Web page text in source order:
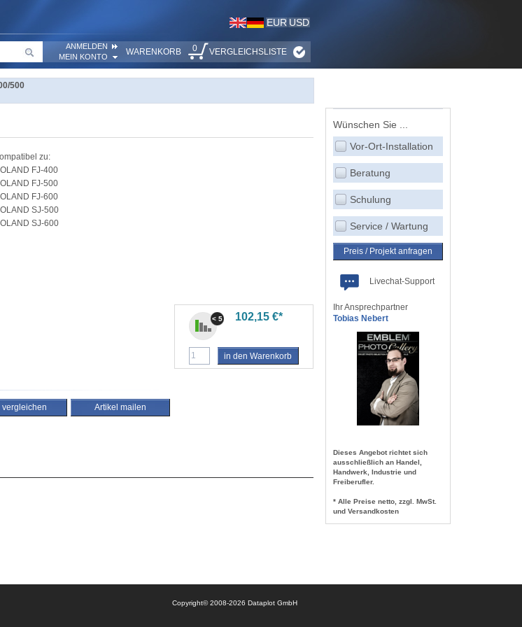
EUR USD
ANMELDEN
MEIN KONTO
WARENKORB 0 VERGLEICHSLISTE
500
zu:
FJ-400
FJ-500
FJ-600
SJ-500
SJ-600
< 5 102,15 €*
in den Warenkorb
vergleichen Artikel mailen
Wünschen Sie ...
Vor-Ort-Installation
Beratung
Schulung
Service / Wartung
Preis / Projekt anfragen
Livechat-Support
Ihr Ansprechpartner
Tobias Nebert
Dieses Angebot richtet sich
ausschließlich an Handel,
Handwerk, Industrie und
Freiberufler.
* Alle Preise netto, zzgl. MwSt.
und Versandkosten
Copyright© 2008-2026 Dataplot GmbH